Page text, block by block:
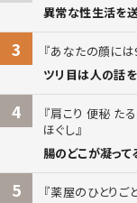
異常な性生活を
3
あなたの顔に
ツリ目は人の話
4
肩こり 便秘 た
ほぐし
腸のどこが凝って
5
薬屋のひとりご